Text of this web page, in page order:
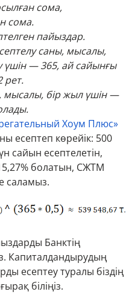
сома,
сома.
пайыздар.
саны, мысалы,
үшін — 365, ай сайынғы
рет.
бір жыл үшін —
Хоум Плюс»
есептеп көрейік: 500
сайын есептелетін,
болатын, СЖТМ
саламыз.
Банктің
Капиталдандырудың
есептеу туралы біздің
біліңіз.